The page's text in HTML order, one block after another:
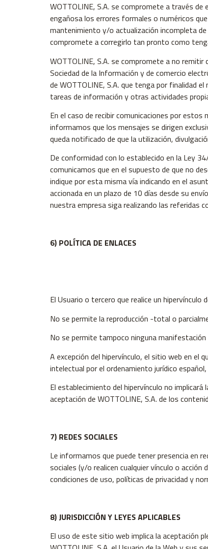
WOTTOLINE, S.A. se compromete a través
engañosa los errores formales o numéricos
mantenimiento y/o actualización incompleta
compromete a corregirlo tan pronto como
WOTTOLINE, S.A. se compromete a no
Sociedad de la Información y de comercio
de WOTTOLINE, S.A. que tenga por finalidad
tareas de información y otras actividades
En el caso de recibir comunicaciones por
informamos que los mensajes se dirigen
queda notificado de que la utilización,
De conformidad con lo establecido en la Ley
comunicamos que en el supuesto de que no
indique por esta misma vía indicando en el
accionada en un plazo de 10 días desde su
nuestra empresa siga realizando las referidas
6) POLÍTICA DE ENLACES
El Usuario o tercero que realice un
No se permite la reproducción -total o
No se permite tampoco ninguna
A excepción del hipervínculo, el sitio web en el
intelectual por el ordenamiento jurídico
El establecimiento del hipervínculo no
aceptación de WOTTOLINE, S.A. de los
7) REDES SOCIALES
Le informamos que puede tener presencia en
sociales (y/o realicen cualquier vínculo o
condiciones de uso, políticas de privacidad y
8) JURISDICCIÓN Y LEYES APLICABLES
El uso de este sitio web implica la aceptación